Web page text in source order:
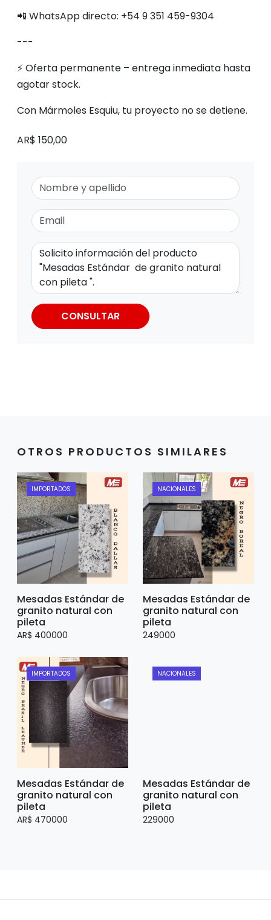
📲 WhatsApp directo: +54 9 351 459-9304
---
⚡ Oferta permanente – entrega inmediata hasta
agotar stock.
Con Mármoles Esquiu, tu proyecto no se detiene.
AR$ 150,00
CONSULTAR
OTROS PRODUCTOS SIMILARES
IMPORTADOS
Mesadas Estándar de
granito natural con
pileta
AR$ 400000
NACIONALES
Mesadas Estándar de
granito natural con
pileta
249000
IMPORTADOS
Mesadas Estándar de
granito natural con
pileta
AR$ 470000
NACIONALES
Mesadas Estándar de
granito natural con
pileta
229000